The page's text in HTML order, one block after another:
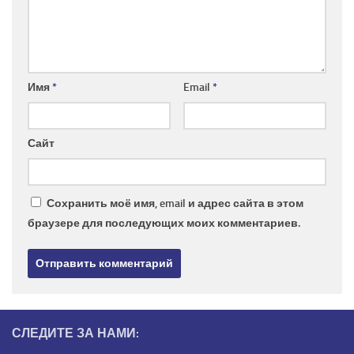
Имя* Email *
Сайт
Сохранить моё имя, email и адрес сайта в этом
браузере для последующих моих комментариев.
СЛЕДИТЕ ЗА НАМИ: